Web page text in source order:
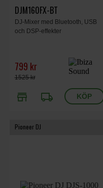
DJM160FX-BT
DJ-Mixer med Bluetooth, USB
och DSP-effekter
799 kr
1525 kr
store local_shipping
Pioneer DJ